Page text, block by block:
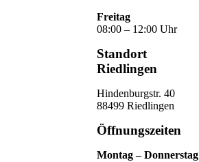
Freitag
08:00 – 12:00 Uhr
Standort
Riedlingen
Hindenburgstr. 40
88499 Riedlingen
Öffnungszeiten
Montag – Donnerstag